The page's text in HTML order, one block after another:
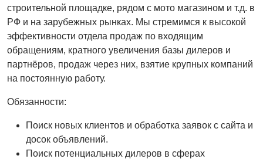
строительной площадке, рядом с мото магазином и т.д. в
РФ и на зарубежных рынках. Мы стремимся к высокой
эффективности отдела продаж по входящим
обращениям, кратного увеличения базы дилеров и
партнёров, продаж через них, взятие крупных компаний
на постоянную работу.
Обязанности:
Поиск новых клиентов и обработка заявок с сайта и
досок объявлений.
Поиск потенциальных дилеров в сферах